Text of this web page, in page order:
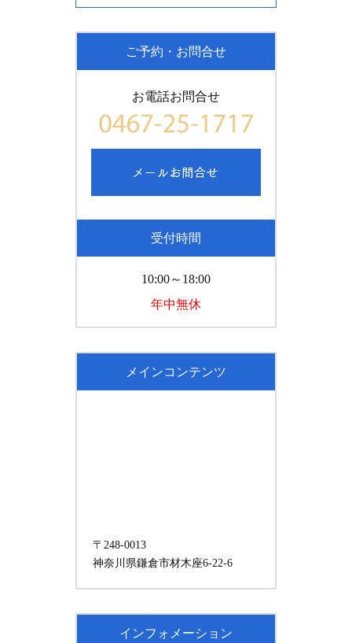
ご予約・お問合せ
お電話お問合せ
受付時間
10:00～18:00
年中無休
メインコンテンツ
〒248-0013
神奈川県鎌倉市材木座6-22-6
インフォメーション